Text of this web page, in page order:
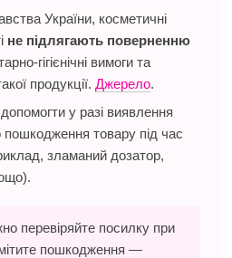
України, косметичні
не підлягають поверненню
гігієнічні вимоги та
продукції. Джерело.
у разі виявлення
пошкодження товару під час
зламаний дозатор,
перевіряйте посилку при
пошкодження —